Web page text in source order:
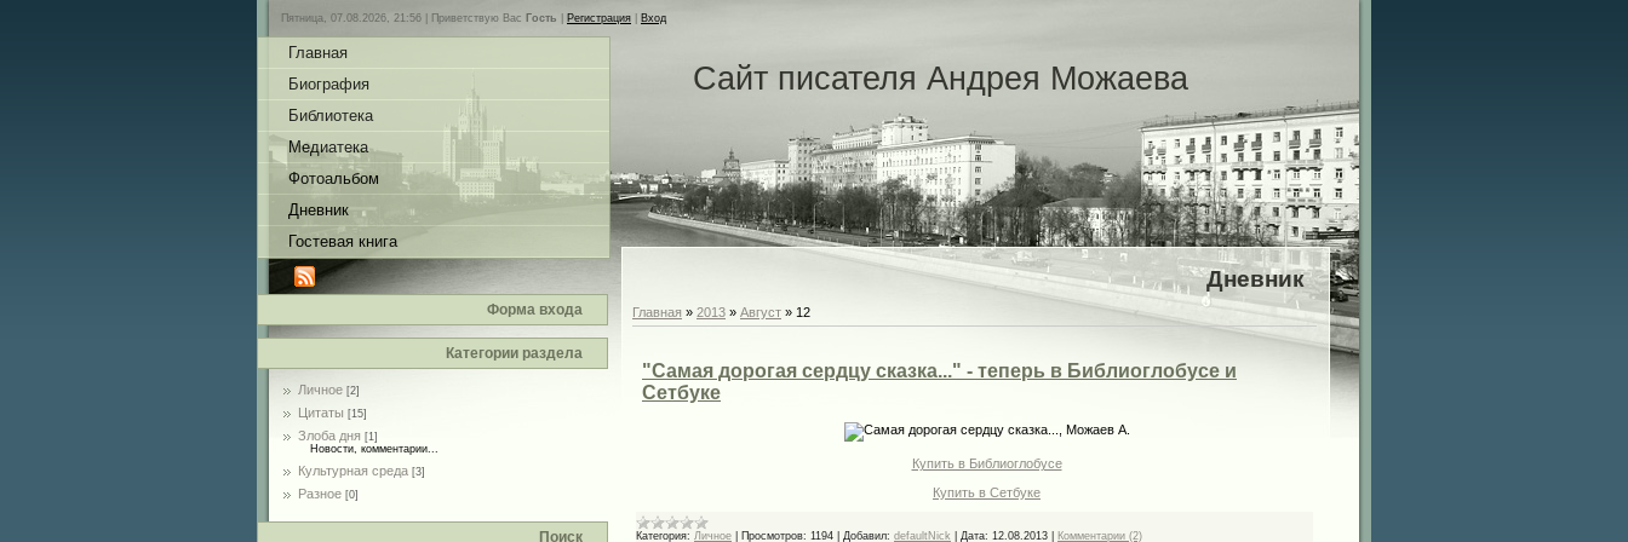
Пятница, 07.08.2026, 21:56 | Приветствую Вас Гость Регистрация Вход
Главная
Биография
Библиотека
Медиатека
Фотоальбом
Дневник
Гостевая книга
Форма входа
Категории раздела
Личное [2]
Цитаты [15]
Злоба дня [1]
Новости, комментарии...
Культурная среда [3]
Разное [0]
Поиск
Сайт писателя Андрея Можаева
Дневник
Главная » 2013 » Август » 12
"Самая дорогая сердцу сказка..." - теперь в Библиоглобусе и
Сетбуке
Купить в Библиоглобусе
Купить в Сетбуке
Категория: Личное Просмотров: 1194 Добавил: defaultNick Дата: 12.08.2013 Комментарии (2)